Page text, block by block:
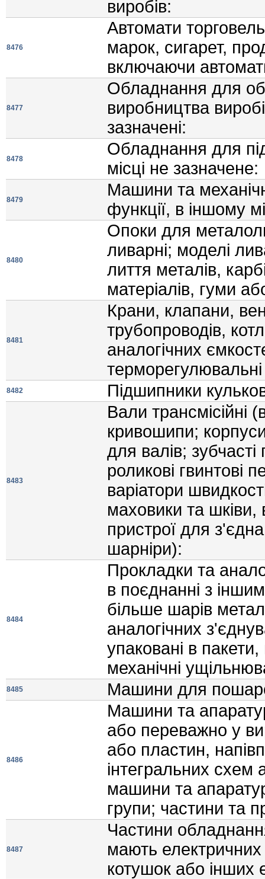
виробiв:
8476
Автомати
марок, сигарет,
включаючи
8477
Обладнання для
виробництва
зазначенi:
8478
Обладнання для
мiсцi не зазначене:
8479
Машини та
функцiї, в iншому
8480
Опоки для
ливарнi; моделi
лиття металiв,
матерiалiв, гуми
8481
Крани, клапани,
трубопроводiв,
аналогiчних
8482 Пiдшипники
8483
Вали трансмiсiйнi
кривошипи;
для валiв; зубчастi
роликовi гвинтовi
варiатори
маховики та
пристрої для
шарнiри):
8484
Прокладки та
в поєднаннi з
бiльше шарiв
аналогiчних
упакованi в
механiчнi
8485 Машини для
8486
Машини та
або переважно у
або пластин,
iнтегральних схем
машини та
групи; частини та
8487
Частини
мають електричних
котушок або iнших